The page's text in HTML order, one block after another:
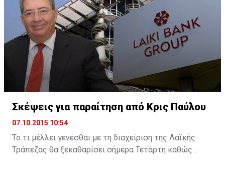
Σκέψεις για παραίτηση από Κρις Παύλου
07.10.2015 10:54
Το τι μέλλει γενέσθαι με τη διαχείριση της Λαϊκής
Τράπεζας θα ξεκαθαρίσει σήμερα Τετάρτη καθώς